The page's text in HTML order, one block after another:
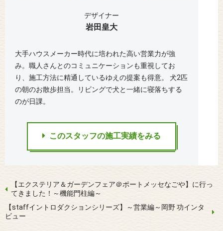
デザイナー
岩田皇大
大手ハウスメーカー時代に培われた高い営業力が強
み。職人さんとのコミュニケーションも重視してお
り、施工方法に精通しているゆえの提案も得意。 犬2匹
の朝のお散歩担当。リビングで犬と一緒に寝落ちする
のが日課。
このスタッフの施工実績をみる
【エクステリア＆ガーデンフェア＠ポートメッセなごや】に行っ
てきました！～機能門柱編～
【staffイントロダクションシリーズ】～営業編～岡野 功インタ
ビュー